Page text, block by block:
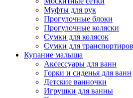
Муфты для рук
Прогулочные блоки
Прогулочные коляски
Сумки для колясок
Сумки для
Купание малыша
Аксессуары для ванн
Горки и сиденья для ванн
Детские ванночки
Игрушки для ванны